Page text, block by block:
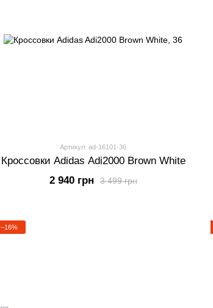
Артикул: ad-16101-36
Кроссовки Adidas Adi2000 Brown White
3 499 грн
2 940 грн
−16%